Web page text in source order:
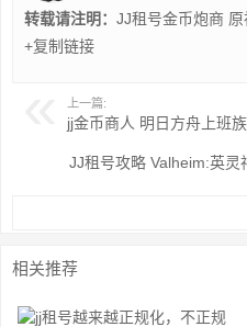
转载请注明： JJ租号金币炮商
+复制链接
上一篇:
jj金币商人 明日方舟上班
JJ租号攻略 Valheim:英灵
相关推荐